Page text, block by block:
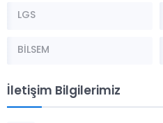
LGS
BİLSEM
İletişim Bilgilerimiz